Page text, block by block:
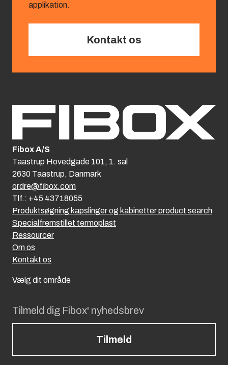
applikation.
Kontakt os
Tilmeld dig Fibox' nyhedsbrev
Tilmeld
Produktsøgning kapslinger og kabinetter product search
Specialfremstillet termoplast
Ressourcer
Om os
Kontakt os
Vælg dit område
Fibox A/S
Taastrup Hovedgade 101, 1. sal
2630 Taastrup, Danmark
ordre@fibox.com
Tlf.: +45 43718055